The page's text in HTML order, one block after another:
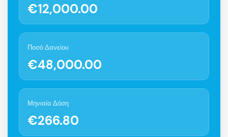
€12,000.00
Ποσό Δανείου
€48,000.00
Μηνιαία Δόση
€266.80